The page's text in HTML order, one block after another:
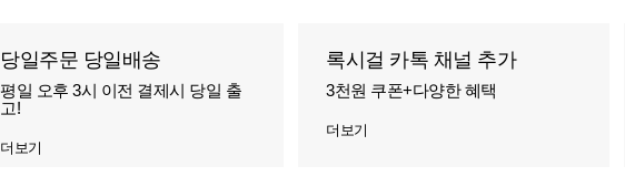
당일주문 당일배송
평일 오후 3시 이전 결제시 당일 출
고!
더보기
록시걸 카톡 채널 추가
3천원 쿠폰+다양한 혜택
더보기